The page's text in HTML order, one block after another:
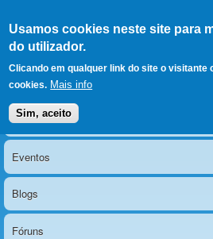
Usamos cookies neste site para
do utilizador.
Clicando em qualquer link do site o visitante
cookies. Mais info
Sim, aceito
O portal da visão
Menu principal
Notícias
Eventos
Blogs
Fóruns